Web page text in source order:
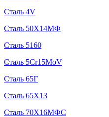
Сталь 4V
Сталь 50Х14МФ
Сталь 5160
Сталь 5Cr15MoV
Сталь 65Г
Сталь 65Х13
Сталь 70Х16МФС